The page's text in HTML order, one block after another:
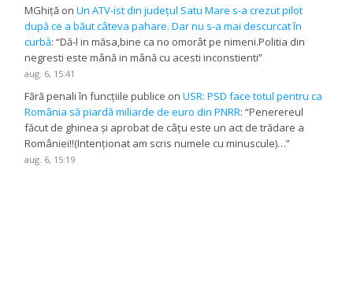
MGhiță onUn ATV-ist din județul Satu Mare s-a crezut pilot
după ce a băut câteva pahare. Dar nu s-a mai descurcat în
curbă: “Dă-l in măsa,bine ca no omorât pe nimeni.Politia din
negresti este mână in mână cu acesti inconstienti”
aug. 6, 15:41
Fără penali în funcțiile publice onUSR: PSD face totul pentru ca
România să piardă miliarde de euro din PNRR: “Penerereul
făcut de ghinea și aprobat de câțu este un act de trădare a
României!!(Intenționat am scris numele cu minuscule)…”
aug. 6, 15:19